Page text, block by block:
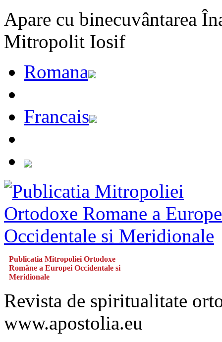
Apare cu binecuvântarea
Mitropolit Iosif
Romana
Francais
Publicatia Mitropoliei Ortodoxe
Române a Europei Occidentale si
Meridionale
Revista de spiritualitate
www.apostolia.eu